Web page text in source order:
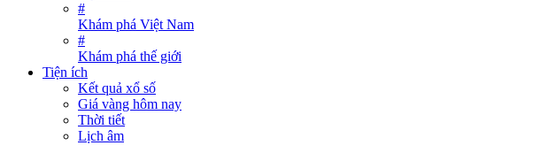
#
Khám phá Việt Nam
#
Khám phá thế giới
Tiện ích
Kết quả xổ số
Giá vàng hôm nay
Thời tiết
Lịch âm